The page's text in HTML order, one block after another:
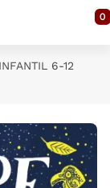
0
INFANTIL 6-12